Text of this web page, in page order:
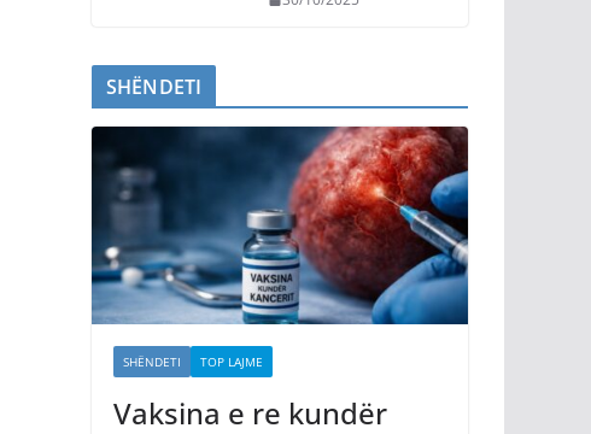
SHËNDETI
SHËNDETI TOP LAJME
Vaksina e re kundër